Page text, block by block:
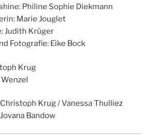
Philine Sophie Diekmann
Marie Jouglet
Judith Krüger
Fotografie: Eike Bock
Krug
Krug / Vanessa Thulliez
Bandow